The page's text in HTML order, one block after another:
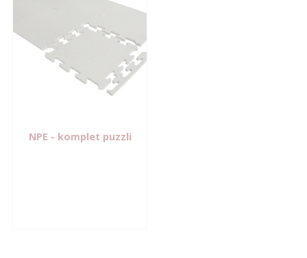
NPE - komplet puzzli